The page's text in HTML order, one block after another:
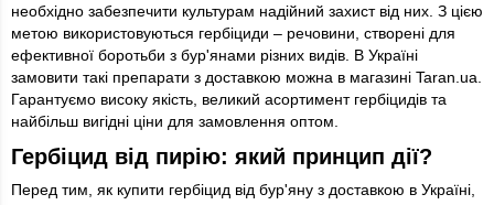
необхідно забезпечити культурам надійний захист від них. З цією
метою використовуються гербіциди – речовини, створені для
ефективної боротьби з бур'янами різних видів. В Україні
замовити такі препарати з доставкою можна в магазині Taran.ua.
Гарантуємо високу якість, великий асортимент гербіцидів та
найбільш вигідні ціни для замовлення оптом.
Гербіцид від пирію: який принцип дії?
Перед тим, як купити гербіцид від бур'яну з доставкою в Україні,